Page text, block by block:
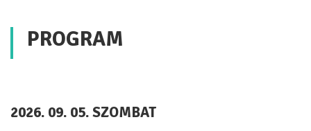
PROGRAM
2026. 09. 05. SZOMBAT